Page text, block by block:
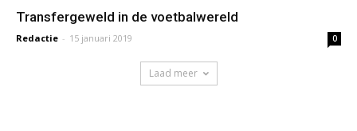
Transfergeweld in de voetbalwereld
Redactie - 15 januari 2019 0
Laad meer